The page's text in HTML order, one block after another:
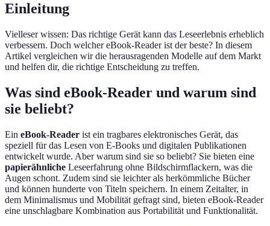
Einleitung
Vielleser wissen: Das richtige Gerät kann das Leseerlebnis erheblich
verbessern. Doch welcher eBook-Reader ist der beste? In diesem
Artikel vergleichen wir die herausragenden Modelle auf dem Markt
und helfen dir, die richtige Entscheidung zu treffen.
Was sind eBook-Reader und warum sind
sie beliebt?
Ein eBook-Reader ist ein tragbares elektronisches Gerät, das
speziell für das Lesen von E-Books und digitalen Publikationen
entwickelt wurde. Aber warum sind sie so beliebt? Sie bieten eine
papierähnliche Leseerfahrung ohne Bildschirmflackern, was die
Augen schont. Zudem sind sie leichter als herkömmliche Bücher
und können hunderte von Titeln speichern. In einem Zeitalter, in
dem Minimalismus und Mobilität gefragt sind, bieten eBook-Reader
eine unschlagbare Kombination aus Portabilität und Funktionalität.